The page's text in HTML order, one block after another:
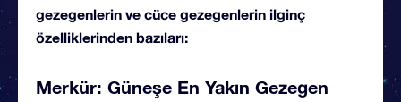
gezegenlerin ve cüce gezegenlerin ilginç
özelliklerinden bazıları:
Merkür: Güneşe En Yakın Gezegen